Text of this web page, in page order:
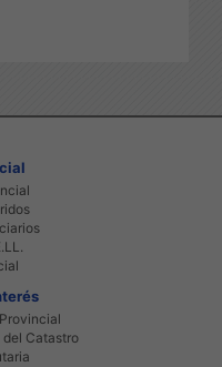
del Catastro